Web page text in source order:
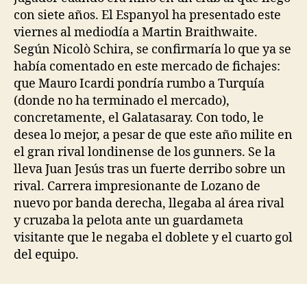
con siete años. El Espanyol ha presentado este
viernes al mediodía a Martin Braithwaite.
Según Nicolò Schira, se confirmaría lo que ya se
había comentado en este mercado de fichajes:
que Mauro Icardi pondría rumbo a Turquía
(donde no ha terminado el mercado),
concretamente, el Galatasaray. Con todo, le
desea lo mejor, a pesar de que este año milite en
el gran rival londinense de los gunners. Se la
lleva Juan Jesús tras un fuerte derribo sobre un
rival. Carrera impresionante de Lozano de
nuevo por banda derecha, llegaba al área rival
y cruzaba la pelota ante un guardameta
visitante que le negaba el doblete y el cuarto gol
del equipo.